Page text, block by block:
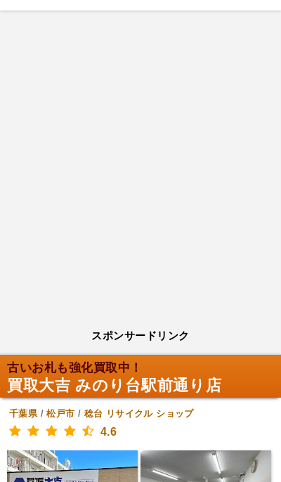
スポンサードリンク
古いお札も強化買取中！
買取大吉 みのり台駅前通り店
千葉県/松戸市 / 稔台 リサイクル ショップ
4.6